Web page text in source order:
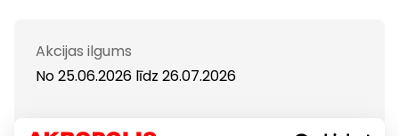
Akcijas ilgums
No 25.06.2026 līdz 26.07.2026